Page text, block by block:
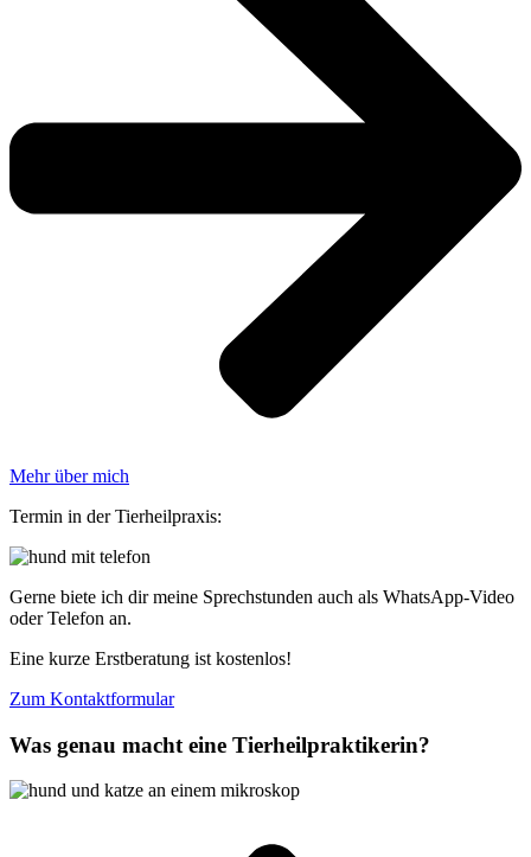
Mehr über mich
Termin in der Tierheilpraxis:
Gerne biete ich dir meine Sprechstunden auch als WhatsApp-Video
oder Telefon an.
Eine kurze Erstberatung ist kostenlos!
Zum Kontaktformular
Was genau macht eine Tierheilpraktikerin?